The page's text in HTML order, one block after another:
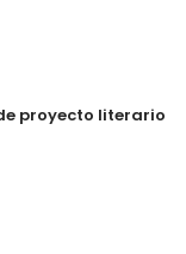
proyecto literario